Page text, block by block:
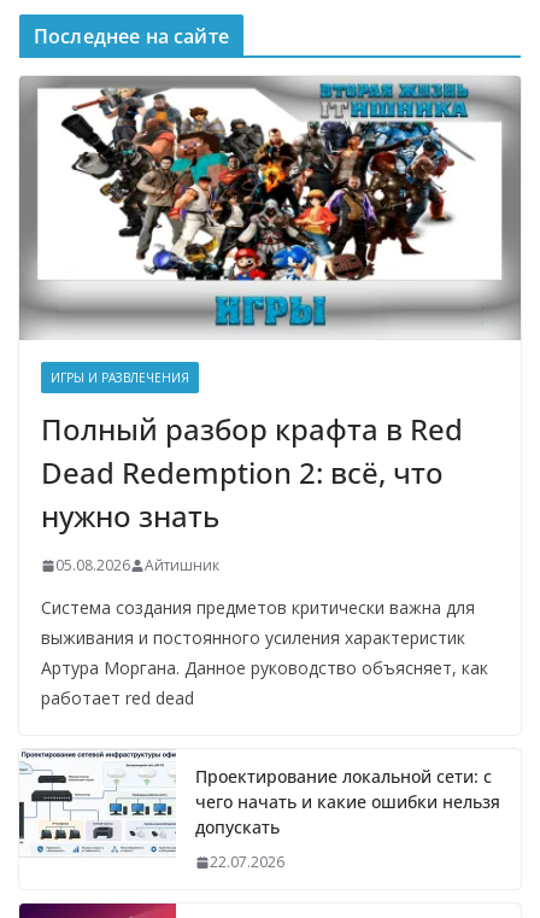
Последнее на сайте
ИГРЫ И РАЗВЛЕЧЕНИЯ
Полный разбор крафта в Red
Dead Redemption 2: всё, что
нужно знать
05.08.2026 Айтишник
Система создания предметов критически важна для
выживания и постоянного усиления характеристик
Артура Моргана. Данное руководство объясняет, как
работает red dead
Проектирование локальной сети: с
чего начать и какие ошибки нельзя
допускать
22.07.2026